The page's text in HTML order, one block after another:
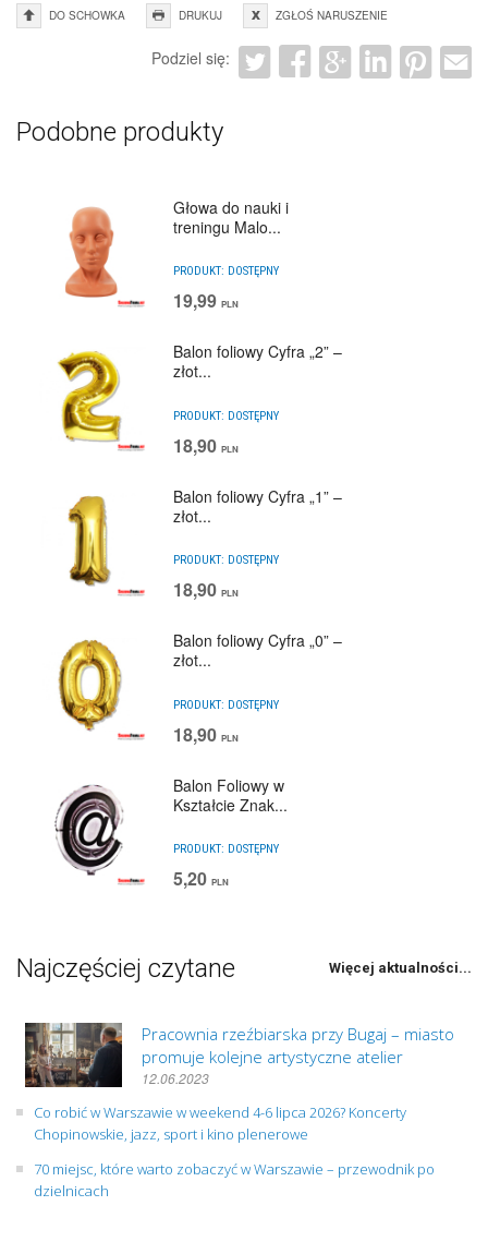
DO SCHOWKA DRUKUJ ZGŁOŚ NARUSZENIE
Podziel się:
Podobne produkty
Głowa do nauki i
treningu Malo...
PRODUKT: DOSTĘPNY
19,99 PLN
Balon foliowy Cyfra „2” –
złot...
PRODUKT: DOSTĘPNY
18,90 PLN
Balon foliowy Cyfra „1” –
złot...
PRODUKT: DOSTĘPNY
18,90 PLN
Balon foliowy Cyfra „0” –
złot...
PRODUKT: DOSTĘPNY
18,90 PLN
Balon Foliowy w
Kształcie Znak...
PRODUKT: DOSTĘPNY
5,20 PLN
Najczęściej czytane Więcej aktualności...
Pracownia rzeźbiarska przy Bugaj – miasto
promuje kolejne artystyczne atelier
12.06.2023
Co robić w Warszawie w weekend 4-6 lipca 2026? Koncerty
Chopinowskie, jazz, sport i kino plenerowe
70 miejsc, które warto zobaczyć w Warszawie – przewodnik po
dzielnicach